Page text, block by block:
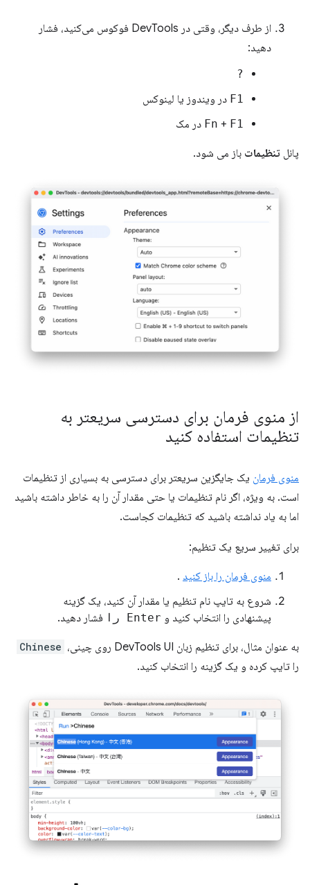
از طرف دیگر، وقتی در DevTools فوکوس می‌کنید، فشار
دهید:
?
F1 در ویندوز یا لینوکس
Fn + F1 در مک
پانل تنظیمات باز می شود.
از منوی فرمان برای دسترسی سریعتر به
تنظیمات استفاده کنید
منوی فرمان یک جایگزین سریعتر برای دسترسی به بسیاری از تنظیمات
است. به ویژه، اگر نام تنظیمات یا حتی مقدار آن را به خاطر داشته باشید
اما به یاد نداشته باشید که تنظیمات کجاست.
برای تغییر سریع یک تنظیم:
منوی فرمان را باز کنید .
شروع به تایپ نام تنظیم یا مقدار آن کنید، یک گزینه
پیشنهادی را انتخاب کنید و Enter را فشار دهید.
به عنوان مثال، برای تنظیم زبان DevTools UI روی چینی، Chinese
را تایپ کرده و یک گزینه را انتخاب کنید.